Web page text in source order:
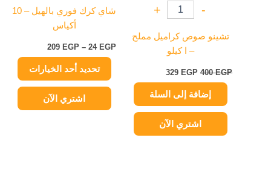
-
+
تشينو صوص كراميل مملح
– ا كيلو
400EGP
329 EGP
إضافة إلى السلة
اشتري الآن
شاي كرك فوري بالهيل – 10
أكياس
24 EGP
–
209 EGP
تحديد أحد الخيارات
اختيار
صفحة
المنتج
اشتري الآن